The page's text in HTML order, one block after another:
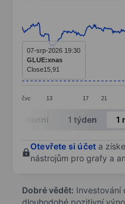
Line chart with 295
The chart has 1 X
The chart has 1 Y
čvc 13 17 21
07-srp-2026 19:30
GLUE:xnas
Close15,91
End of interactive
Intradenní 1 týden 1
Otevřete si účet a
nástrojům pro grafy a
Dobré vědět: Investování
dlouhodobé pozitivní